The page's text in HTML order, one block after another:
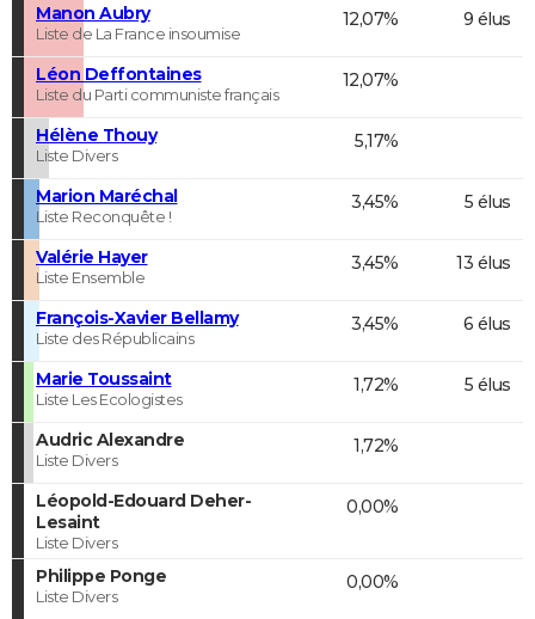
Manon Aubry
Liste de La France insoumise
12,07% 9 élus
Léon Deffontaines
Liste du Parti communiste français
12,07%
Hélène Thouy
Liste Divers
5,17%
Marion Maréchal
Liste Reconquête !
3,45% 5 élus
Valérie Hayer
Liste Ensemble
3,45% 13 élus
François-Xavier Bellamy
Liste des Républicains
3,45% 6 élus
Marie Toussaint
Liste Les Ecologistes
1,72% 5 élus
Audric Alexandre
Liste Divers
1,72%
Léopold-Edouard Deher-
Lesaint
Liste Divers
0,00%
Philippe Ponge
Liste Divers
0,00%